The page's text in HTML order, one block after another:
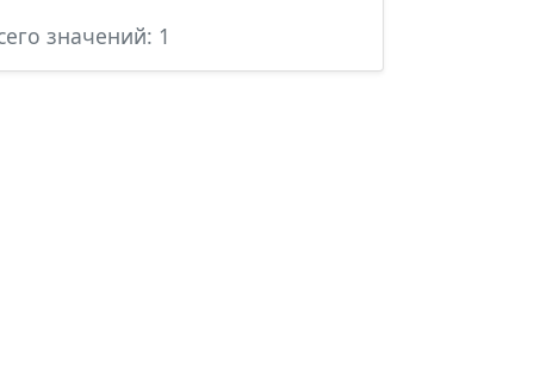
значений: 1